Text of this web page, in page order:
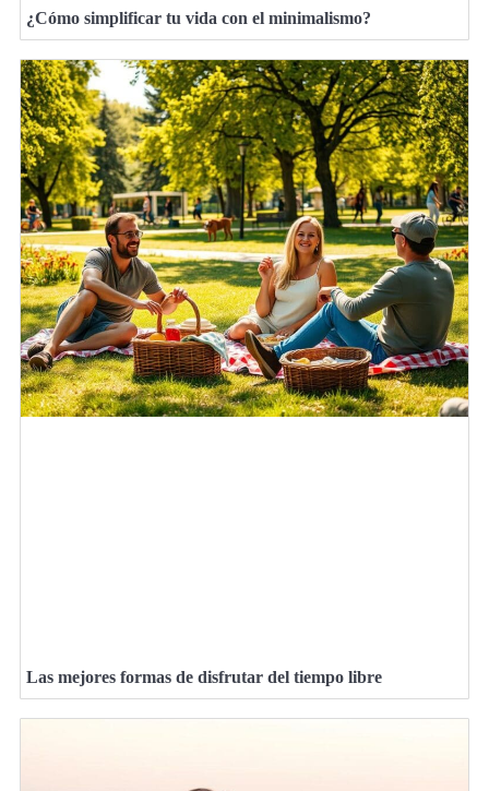
¿Cómo simplificar tu vida con el minimalismo?
Las mejores formas de disfrutar del tiempo libre